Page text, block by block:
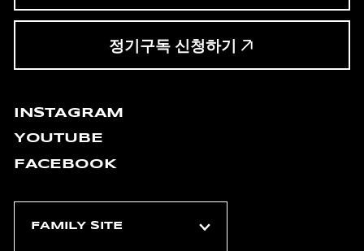
정기구독 신청하기
INSTAGRAM
YOUTUBE
FACEBOOK